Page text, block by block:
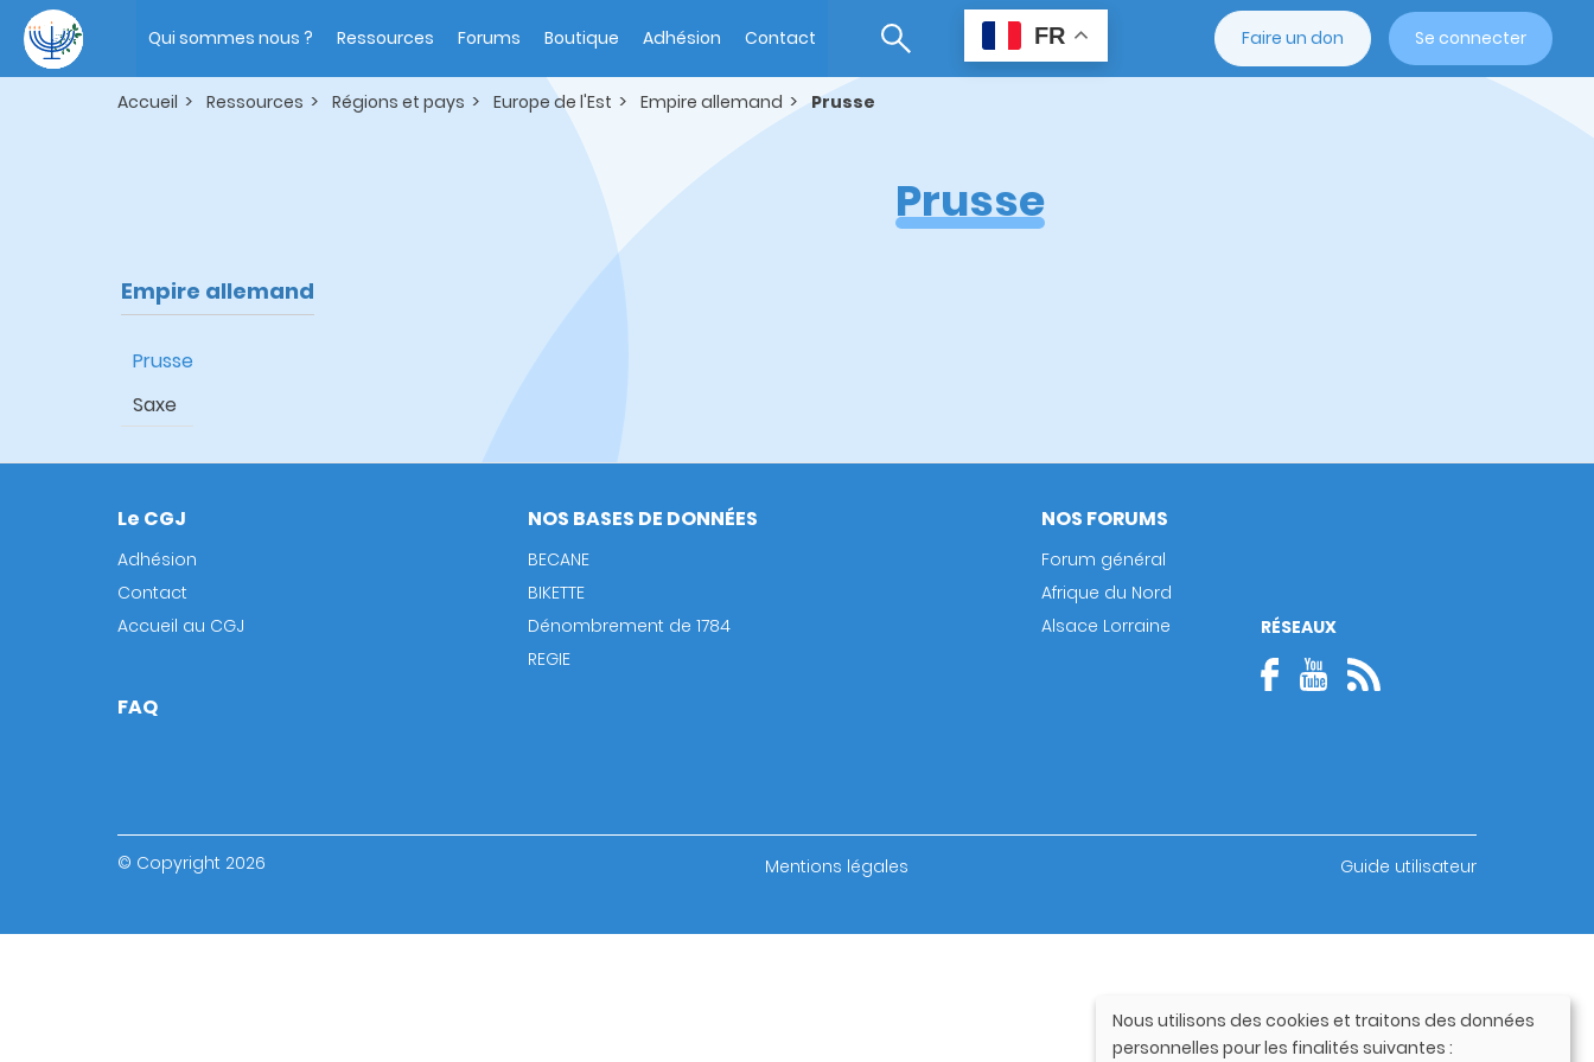
contenu
principal
navigation
Qui sommes nous ? Ressources Forums Boutique Adhésion Contact FR Faire un don Se connecter
Accueil Ressources Régions et pays Europe de l'Est Empire allemand Prusse
Empire allemand
Prusse
Saxe
Prusse
Footer
Le CGJ
Adhésion
Contact
Accueil au CGJ
NOS BASES DE DONNÉES
BECANE
BIKETTE
Dénombrement de 1784
REGIE
NOS FORUMS
Forum général
Afrique du Nord
Alsace Lorraine
FAQ
RÉSEAUX
© Copyright 2026
bottom
Mentions légales Guide utilisateur
Utilisation
Nous utilisons des cookies et traitons des données
personnelles pour les finalités suivantes :